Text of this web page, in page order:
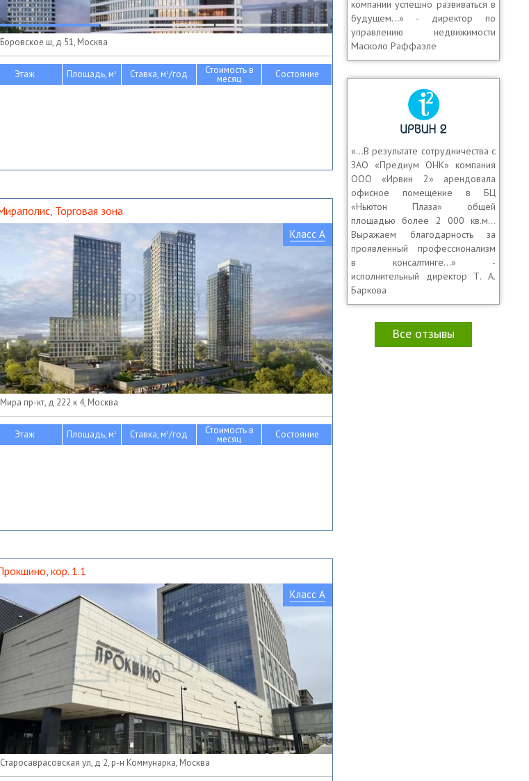
Боровское ш, д 51, Москва
Этаж Площадь, м2 Ставка, м2/год Стоимость в
месяц Состояние
Торговая зона
Класс A
Мира пр-кт, д 222 к 4, Москва
Этаж Площадь, м2 Ставка, м2/год Стоимость в
месяц Состояние
кор. 1.1
Класс A
Старосаврасовская ул, д 2, р-н Коммунарка, Москва
компании успешно развиваться в
будущем...» - директор по
управлению недвижимости
Масколо Раффаэле
«…В результате сотрудничества с
ЗАО «Предиум ОНК» компания
ООО «Ирвин 2» арендовала
офисное помещение в БЦ
«Ньютон Плаза» общей
площадью более 2 000 кв.м…
Выражаем благодарность за
проявленный профессионализм
в консалтинге…» -
исполнительный директор Т. А.
Баркова
Все отзывы